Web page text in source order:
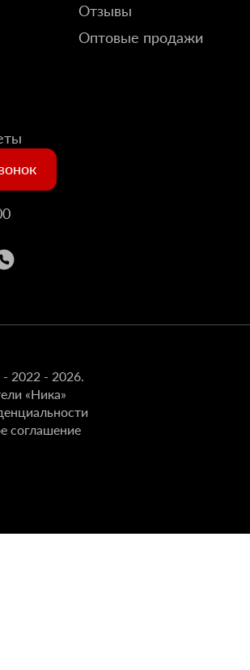
Отзывы
Оптовые продажи
2022 - 2026.
«Ника»
соглашение